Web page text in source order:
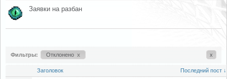
Заявки на разбан
Фильтры: Отклонено x x
Заголовок Последний пост ↓